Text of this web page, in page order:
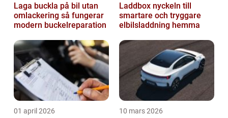
Laga buckla på bil utan
omlackering så fungerar
modern buckelreparation
Laddbox nyckeln till
smartare och tryggare
elbilsladdning hemma
01 april 2026 10 mars 2026